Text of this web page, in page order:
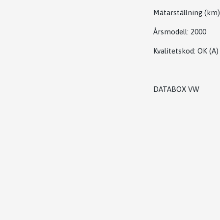
Mätarställning (km)
Årsmodell: 2000
Kvalitetskod: OK (A)
DATABOX VW